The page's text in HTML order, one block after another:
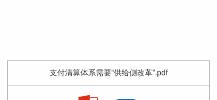
支付清算体系需要“供给侧改革”.pdf